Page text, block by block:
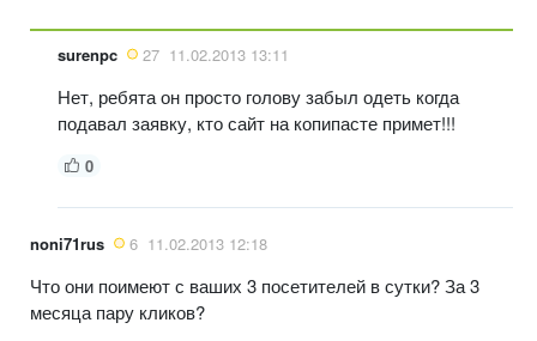
surenpc 27 11.02.2013 13:11
Нет, ребята он просто голову забыл одеть когда
подавал заявку, кто сайт на копипасте примет!!!
0
noni71rus 6 11.02.2013 12:18
Что они поимеют с ваших 3 посетителей в сутки? За 3
месяца пару кликов?